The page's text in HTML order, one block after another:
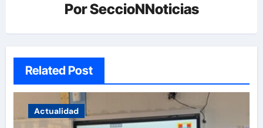
PorSeccioNNoticias
Related Post
Actualidad